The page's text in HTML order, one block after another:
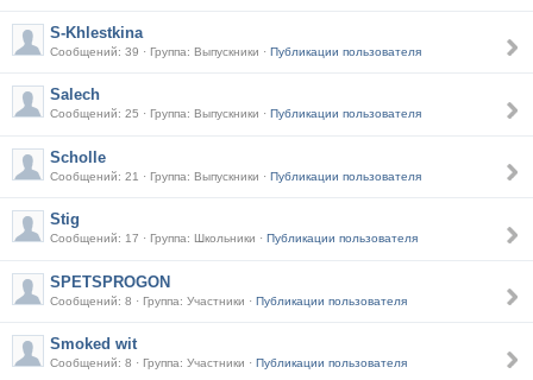
S-Khlestkina
Сообщений: 39 · Группа: Выпускники · Публикации пользователя
Salech
Сообщений: 25 · Группа: Выпускники · Публикации пользователя
Scholle
Сообщений: 21 · Группа: Выпускники · Публикации пользователя
Stig
Сообщений: 17 · Группа: Школьники · Публикации пользователя
SPETSPROGON
Сообщений: 8 · Группа: Участники · Публикации пользователя
Smoked wit
Сообщений: 8 · Группа: Участники · Публикации пользователя